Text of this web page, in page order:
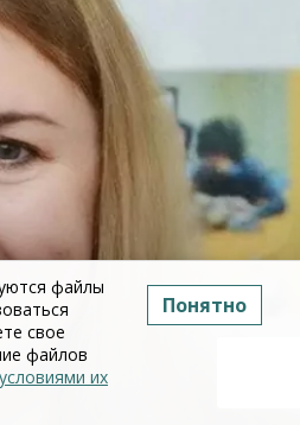
файлы
свое
файлов
условиями их
Понятно